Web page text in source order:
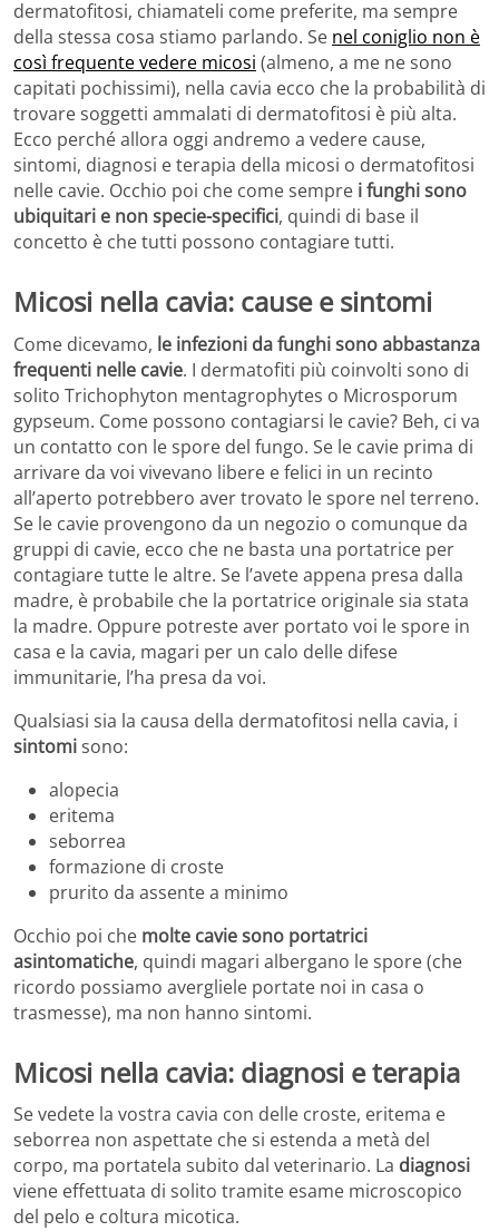
dermatofitosi, chiamateli come preferite, ma sempre
della stessa cosa stiamo parlando. Se nel coniglio non è
così frequente vedere micosi (almeno, a me ne sono
capitati pochissimi), nella cavia ecco che la probabilità di
trovare soggetti ammalati di dermatofitosi è più alta.
Ecco perché allora oggi andremo a vedere cause,
sintomi, diagnosi e terapia della micosi o dermatofitosi
nelle cavie. Occhio poi che come sempre i funghi sono
ubiquitari e non specie-specifici, quindi di base il
concetto è che tutti possono contagiare tutti.
Micosi nella cavia: cause e sintomi
Come dicevamo, le infezioni da funghi sono abbastanza
frequenti nelle cavie. I dermatofiti più coinvolti sono di
solito Trichophyton mentagrophytes o Microsporum
gypseum. Come possono contagiarsi le cavie? Beh, ci va
un contatto con le spore del fungo. Se le cavie prima di
arrivare da voi vivevano libere e felici in un recinto
all’aperto potrebbero aver trovato le spore nel terreno.
Se le cavie provengono da un negozio o comunque da
gruppi di cavie, ecco che ne basta una portatrice per
contagiare tutte le altre. Se l’avete appena presa dalla
madre, è probabile che la portatrice originale sia stata
la madre. Oppure potreste aver portato voi le spore in
casa e la cavia, magari per un calo delle difese
immunitarie, l’ha presa da voi.
Qualsiasi sia la causa della dermatofitosi nella cavia, i
sintomisono:
alopecia
eritema
seborrea
formazione di croste
prurito da assente a minimo
Occhio poi che molte cavie sono portatrici
asintomatiche, quindi magari albergano le spore (che
ricordo possiamo avergliele portate noi in casa o
trasmesse), ma non hanno sintomi.
Micosi nella cavia: diagnosi e terapia
Se vedete la vostra cavia con delle croste, eritema e
seborrea non aspettate che si estenda a metà del
corpo, ma portatela subito dal veterinario. La diagnosi
viene effettuata di solito tramite esame microscopico
del pelo e coltura micotica.